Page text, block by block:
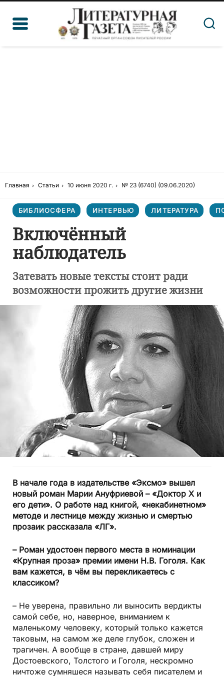
Главная Статьи 10 июня 2020 г. № 23 (6740) (09.06.2020)
БИБЛИОСФЕРА ИНТЕРВЬЮ ЛИТЕРАТУРА
Включённый
наблюдатель
Затевать новые тексты стоит ради
возможности прожить другие жизни
В начале года в издательстве «Эксмо» вышел
новый роман Марии Ануфриевой – «Доктор Х и
его дети». О работе над книгой, «некабинетном»
методе и лестнице между жизнью и смертью
прозаик рассказала «ЛГ».
– Роман удостоен первого места в номинации
«Крупная проза» премии имени Н.В. Гоголя. Как
вам кажется, в чём вы перекликаетесь с
классиком?
– Не уверена, правильно ли выносить вердикты
самой себе, но, наверное, вниманием к
маленькому человеку, который только кажется
таковым, на самом же деле глубок, сложен и
трагичен. А вообще в стране, давшей миру
Достоевского, Толстого и Гоголя, нескромно
ничтоже сумняшеся называть себя писателем и